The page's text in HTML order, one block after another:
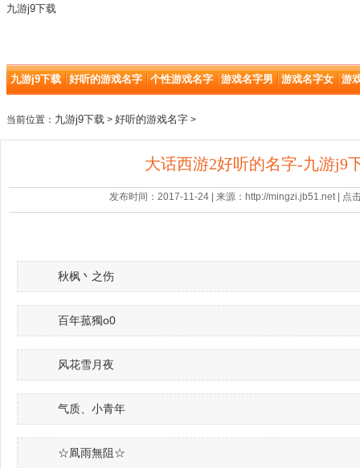
九游j9下载
九游j9下载 好听的游戏名字 个性游戏名字 游戏名字男 游戏名字女 游
当前位置： 九游j9下载 > 好听的游戏名字 >
大话西游2好听的名字-九游j9
发布时间：2017-11-24 | 来源：http://mingzi.jb51.net | 点
秋枫丶之伤
百年菰獨o0
风花雪月夜
气质、小青年
☆凮雨無阻☆